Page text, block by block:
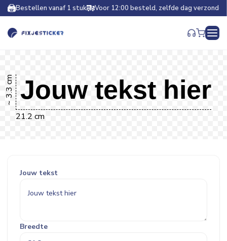
Bestellen vanaf 1 stuk Voor 12:00 besteld, zelfde dag verzonden
Jouw tekst hier
~ 3.3 cm
21.2 cm
Jouw tekst
Breedte